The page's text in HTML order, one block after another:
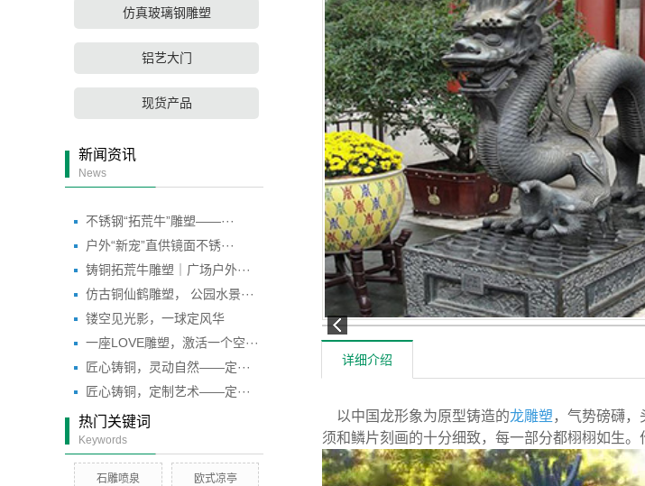
仿真玻璃钢雕塑
铝艺大门
现货产品
新闻资讯
News
不锈钢“拓荒牛”雕塑——···
户外“新宠”直供镜面不锈···
铸铜拓荒牛雕塑｜广场户外···
仿古铜仙鹤雕塑， 公园水景···
镂空见光影，一球定风华
一座LOVE雕塑，激活一个空···
匠心铸铜，灵动自然——定···
匠心铸铜，定制艺术——定···
热门关键词
Keywords
石雕喷泉 欧式凉亭
详细介绍
以中国龙形象为原型铸造的龙雕塑 ，气势磅礴
须和鳞片刻画的十分细致，每一部分都栩栩如生